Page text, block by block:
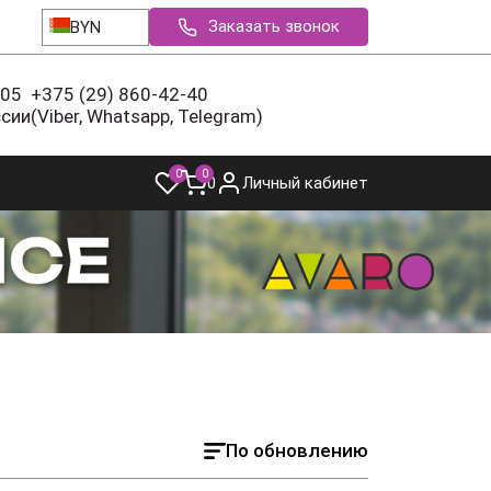
BYN Заказать звонок
+375 (29) 860-42-40
(Viber, Whatsapp, Telegram)
0 00 Личный кабинет
По обновлению